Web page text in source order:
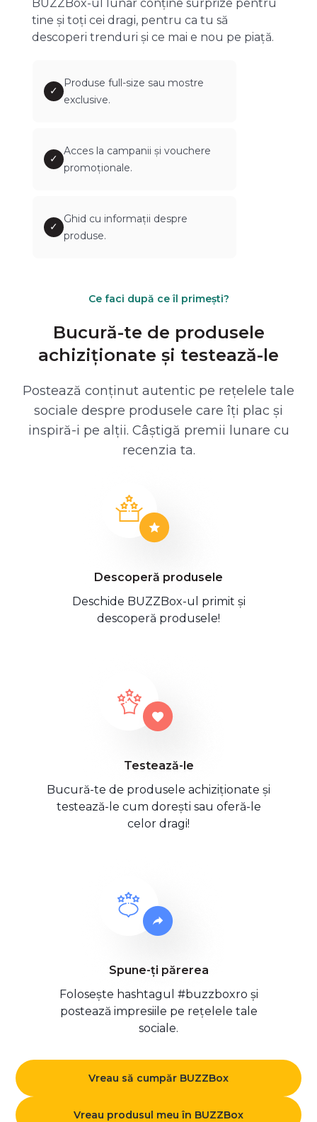
BUZZBox-ul lunar conține surprize pentru
tine și toți cei dragi, pentru ca tu să
descoperi trenduri și ce mai e nou pe piață.
✓
Produse full-size sau mostre
exclusive.
✓
Acces la campanii și vouchere
promoționale.
✓
Ghid cu informații despre
produse.
Ce faci după ce îl primești?
Bucură-te de produsele
achiziționate și testează-le
Postează conținut autentic pe rețelele tale
sociale despre produsele care îți plac și
inspiră-i pe alții. Câștigă premii lunare cu
recenzia ta.
Descoperă produsele
Deschide BUZZBox-ul primit și
descoperă produsele!
Testează-le
Bucură-te de produsele achiziționate și
testează-le cum dorești sau oferă-le
celor dragi!
Spune-ți părerea
Folosește hashtagul #buzzboxro și
postează impresiile pe rețelele tale
sociale.
Vreau să cumpăr BUZZBox
Vreau produsul meu în BUZZBox